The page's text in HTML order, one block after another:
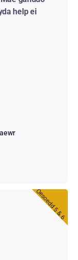
help ei
Oesoedd 5 & 6